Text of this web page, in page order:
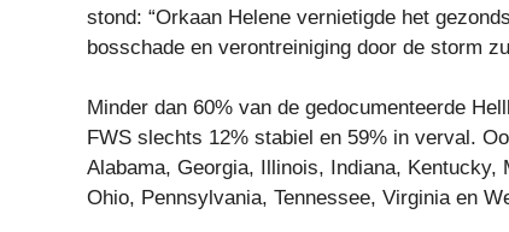
stond: “Orkaan Helene vernietigde het
bosschade en verontreiniging door de storm
Minder dan 60% van de gedocumenteerde
FWS slechts 12% stabiel en 59% in verval.
Alabama, Georgia, Illinois, Indiana,
Ohio, Pennsylvania, Tennessee, Virginia en